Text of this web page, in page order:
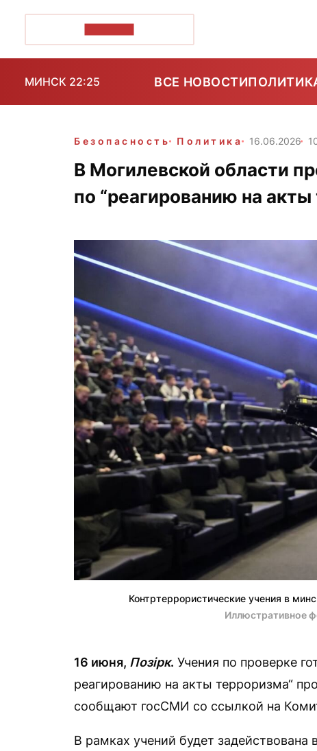
МИНСК 22:25 ВСЕ НОВОСТИ
Безопасность Политика 16.06.2026
В Могилевской области
по “реагированию на акты
Контртеррористические учения в
Иллюстративное
16 июня, Позірк. Учения по проверке
реагированию на акты терроризма“
сообщают госСМИ со ссылкой на
В рамках учений будет задействована